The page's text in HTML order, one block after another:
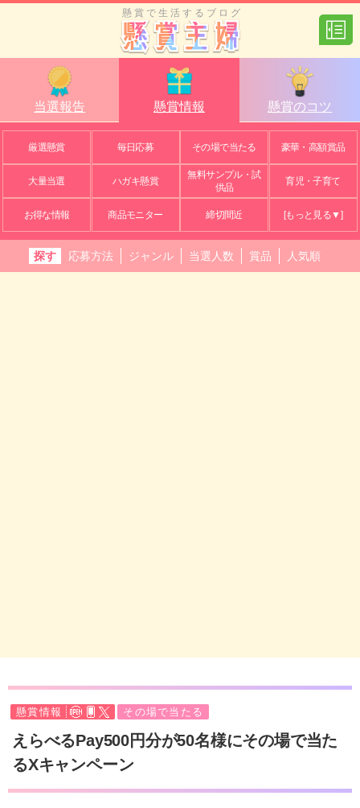
懸賞で生活するブログ
当選報告 懸賞情報 懸賞のコツ
厳選懸賞 毎日応募 その場で当たる 豪華・高額賞品
大量当選 ハガキ懸賞
無料サンプル・試
供品
育児・子育て
お得な情報 商品モニター 締切間近 [もっと見る▼]
探す 応募方法 ジャンル 当選人数 賞品 人気順
懸賞情報 その場で当たる
えらべるPay500円分が50名様にその場で当た
るXキャンペーン